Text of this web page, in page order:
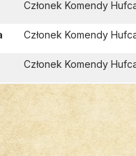
Członek Komendy
Członek Komendy
Członek Komendy